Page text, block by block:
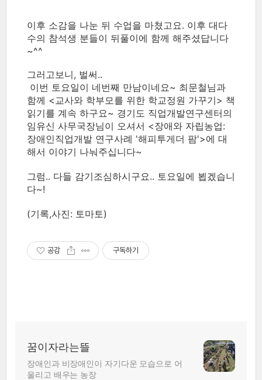
이후 소감을 나눈 뒤 수업을 마쳤고요. 이후 대다
수의 참석생 분들이 뒤풀이에 함께 해주셨답니다
~^^
그러고보니, 벌써..
이번 토요일이 네번째 만남이네요~ 최문철님과
함께 <교사와 학부모를 위한 학교정원 가꾸기> 책
읽기를 계속 하구요~ 경기도 직업개발연구센터의
임유신 사무국장님이 오셔서 <장애와 자립농업:
장애인직업개발 연구사례 '해피투게더 팜'>에 대
해서 이야기 나눠주십니다~
그럼.. 다들 감기조심하시구요.. 토요일에 뵙겠습니
다~!
(기록,사진: 토마토)
공감 구독하기
꿈이자라는뜰
장애인과 비장애인이 자기다운 모습으로 어
울리고 배우는 농장